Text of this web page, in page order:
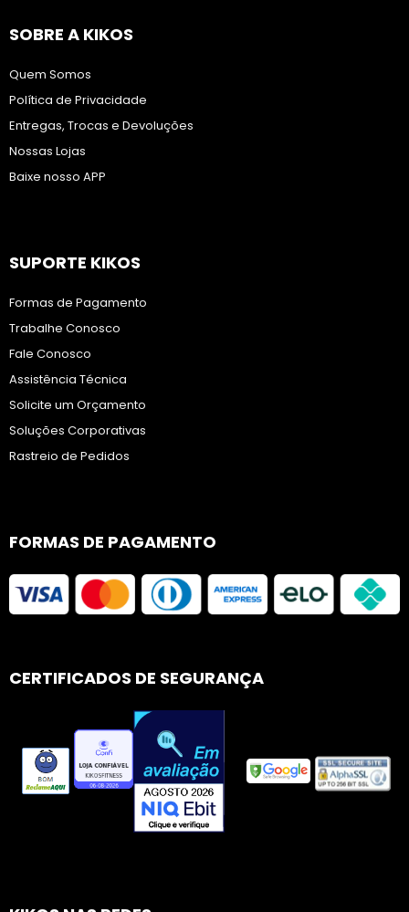
SOBRE A KIKOS
Quem Somos
Política de Privacidade
Entregas, Trocas e Devoluções
Nossas Lojas
Baixe nosso APP
SUPORTE KIKOS
Formas de Pagamento
Trabalhe Conosco
Fale Conosco
Assistência Técnica
Solicite um Orçamento
Soluções Corporativas
Rastreio de Pedidos
FORMAS DE PAGAMENTO
CERTIFICADOS DE SEGURANÇA